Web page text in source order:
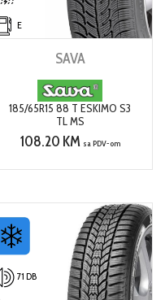
E
SAVA
185/65R15 88 T ESKIMO S3
TL MS
108.20 KM sa PDV-om
71 DB